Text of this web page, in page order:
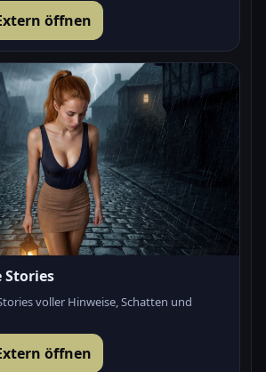
öffnen
Stories
voller Hinweise, Schatten und
öffnen